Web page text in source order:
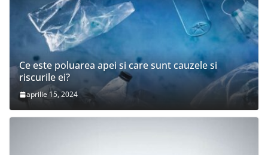
Ce este poluarea apei si care sunt cauzele si
riscurile ei?
aprilie 15, 2024